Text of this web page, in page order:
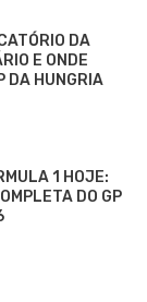
DA
E ONDE
DA HUNGRIA
1 HOJE:
DO GP